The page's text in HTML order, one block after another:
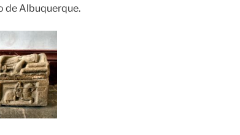
de Albuquerque.